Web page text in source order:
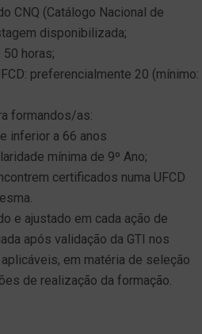
CNQ (Catálogo Nacional de
disponibilizada;
50 horas;
preferencialmente 20 (mínimo:
formandos/as:
inferior a 66 anos
mínima de 9º Ano;
certificados numa UFCD
e ajustado em cada ação de
após validação da GTI nos
em matéria de seleção
de realização da formação.